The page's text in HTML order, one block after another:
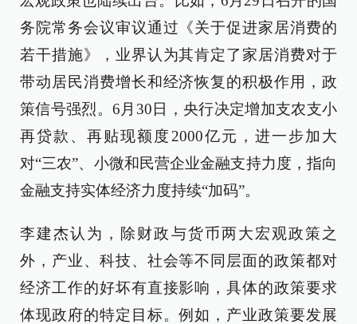
务院常务会议审议通过《关于促进家居消费的
若干措施》，业界认为其肯定了家居消费对于
带动居民消费增长和经济恢复的积极作用，政
策信号强烈。6月30日，央行决定增加支农支小
再贷款、再贴现额度2000亿元，进一步加大
对“三农”、小微和民营企业金融支持力度，指向
金融支持实体经济力度持续“加码”。
李建杰认为，除财政与货币两大宏观政策之
外，产业、科技、社会等不同层面的政策都对
经济工作的好坏有直接影响，具体的政策要求
体现政府的特定目标。例如，产业政策要发展